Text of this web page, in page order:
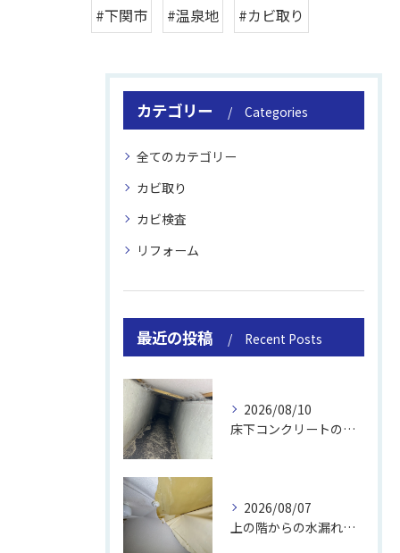
#下関市 #温泉地 #カビ取り
カテゴリー Categories
全てのカテゴリー
カビ取り
カビ検査
リフォーム
最近の投稿 Recent Posts
2026/08/10
床下コンクリートの除カビ｜施工事例と流れ
2026/08/07
上の階からの水漏れでカビ｜対処法と業者